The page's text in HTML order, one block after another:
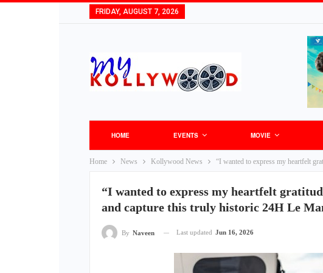
FRIDAY, AUGUST 7, 2026
HOME EVENTS MOVIE
Home News Kollywood News “I wanted to express my heartfelt
“I wanted to express my heartfelt
and capture this truly historic 24H Le
By Naveen Last updated Jun 16, 2026